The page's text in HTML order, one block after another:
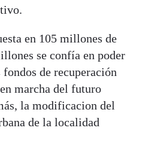
en 105 millones de
se confía en poder
de recuperación
marcha del futuro
la modificacion del
de la localidad